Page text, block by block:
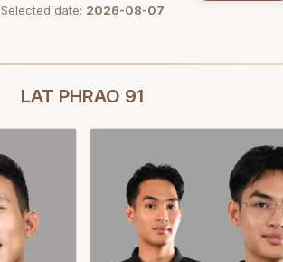
Selected date: 2026-08-07
LAT PHRAO 91